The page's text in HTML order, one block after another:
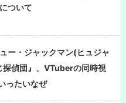
ついて
ー・ジャックマン(ヒュジャ
探偵団』、VTuberの同時視
ったいなぜ